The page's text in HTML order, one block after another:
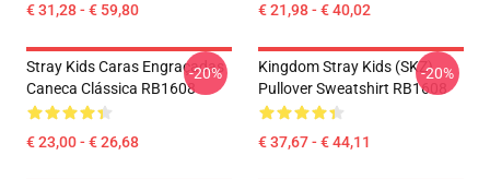
€ 31,28 - € 59,80 € 21,98 - € 40,02
Stray Kids Caras Engraçadas
Caneca Clássica RB1608
€ 23,00 - € 26,68
-20%
Kingdom Stray Kids (SKZ)
Pullover Sweatshirt RB1608
€ 37,67 - € 44,11
-20%